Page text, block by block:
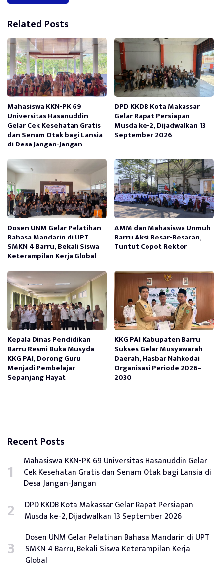
Alternative:
Related Posts
Mahasiswa KKN-PK 69
Universitas Hasanuddin
Gelar Cek Kesehatan Gratis
dan Senam Otak bagi Lansia
di Desa Jangan-Jangan
DPD KKDB Kota Makassar
Gelar Rapat Persiapan
Musda ke-2, Dijadwalkan 13
September 2026
Dosen UNM Gelar Pelatihan
Bahasa Mandarin di UPT
SMKN 4 Barru, Bekali Siswa
Keterampilan Kerja Global
AMM dan Mahasiswa Unmuh
Barru Aksi Besar-Besaran,
Tuntut Copot Rektor
Kepala Dinas Pendidikan
Barru Resmi Buka Musyda
KKG PAI, Dorong Guru
Menjadi Pembelajar
Sepanjang Hayat
KKG PAI Kabupaten Barru
Sukses Gelar Musyawarah
Daerah, Hasbar Nahkodai
Organisasi Periode 2026–
2030
Recent Posts
Mahasiswa KKN-PK 69 Universitas Hasanuddin Gelar
Cek Kesehatan Gratis dan Senam Otak bagi Lansia di
Desa Jangan-Jangan
DPD KKDB Kota Makassar Gelar Rapat Persiapan
Musda ke-2, Dijadwalkan 13 September 2026
Dosen UNM Gelar Pelatihan Bahasa Mandarin di UPT
SMKN 4 Barru, Bekali Siswa Keterampilan Kerja
Global